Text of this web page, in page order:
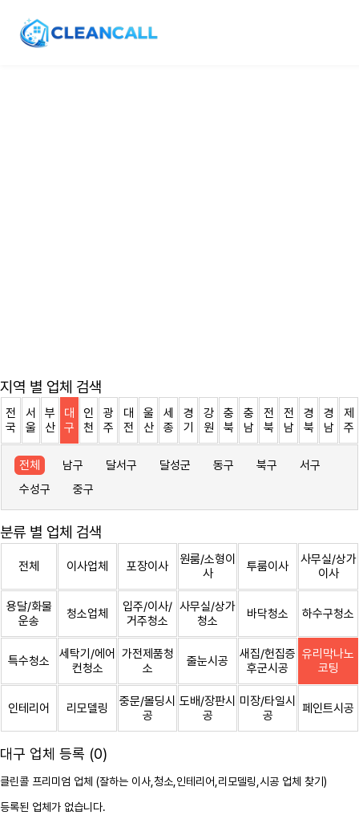
지역 별 업체 검색
전
국
서
울
부
산
대
구
인
천
광
주
대
전
울
산
세
종
경
기
강
원
충
북
충
남
전
북
전
남
경
북
경
남
제
주
전체 남구 달서구 달성군 동구 북구
서구
수성구
중구
분류 별 업체 검색
전체 이사업체 포장이사
원룸/소형이
사
투룸이사
사무실/상가
이사
용달/화물
운송
청소업체
입주/이사/
거주청소
사무실/상가
청소
바닥청소 하수구청소
특수청소
세탁기/에어
컨청소
가전제품청
소
줄눈시공
새집/헌집증
후군시공
유리막나노
코팅
인테리어 리모델링
중문/몰딩시
공
도배/장판시
공
미장/타일시
공
페인트시공
대구 업체 등록 (0)
클린콜 프리미엄 업체 (잘하는 이사, 청소 ,인테리어,리모델링,시공 업체 찾기)
등록된 업체가 없습니다.